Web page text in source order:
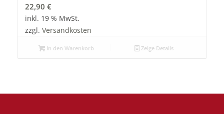
22,90 €
inkl. 19 % MwSt.
zzgl. Versandkosten
In den Warenkorb Zeige Details